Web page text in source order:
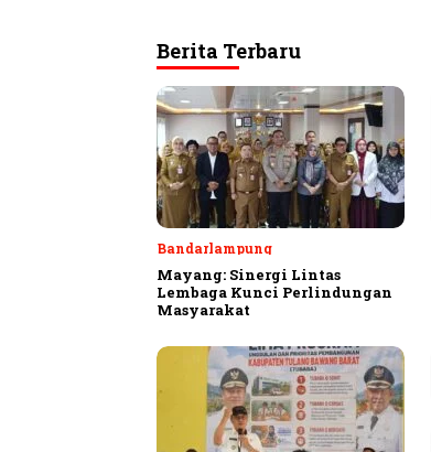
Berita Terbaru
Bandarlampung
Mayang: Sinergi Lintas
Lembaga Kunci Perlindungan
Masyarakat